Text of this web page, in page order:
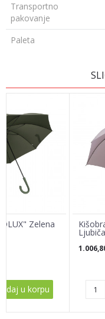
Transportno
pakovanje
Paleta
Email adresa
Poruka
Zelena
u korpu